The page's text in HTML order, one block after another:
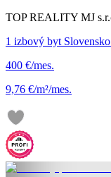
TOP REALITY MJ
1 izbový byt
400 €/mes.
9,76 €/m²/mes.